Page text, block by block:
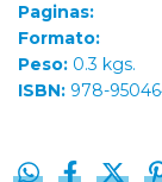
Paginas:
Formato:
Peso: 0.3 kgs.
ISBN: 978-